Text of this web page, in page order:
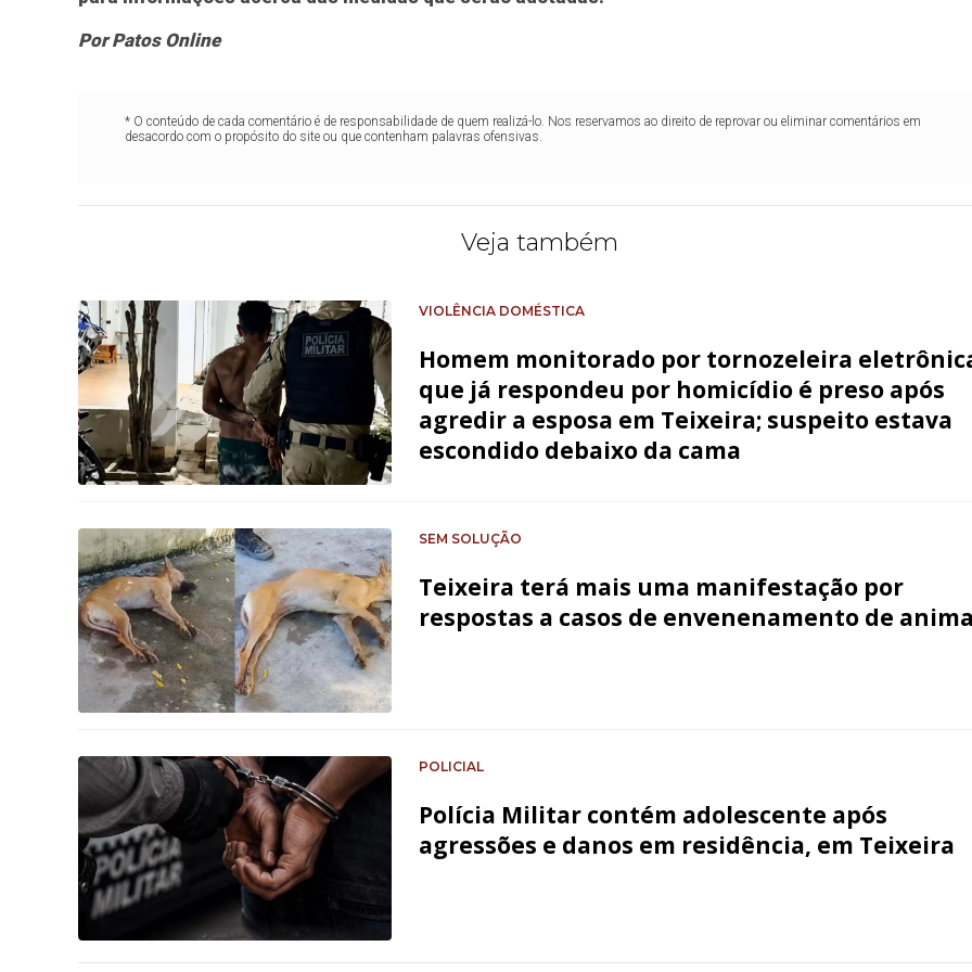
Por Patos Online
* O conteúdo de cada comentário é de responsabilidade de quem realizá-lo. Nos reservamos ao direito de reprovar ou eliminar comentários em
desacordo com o propósito do site ou que contenham palavras ofensivas.
Veja também
VIOLÊNCIA DOMÉSTICA
Homem monitorado por tornozeleira
que já respondeu por homicídio é preso após
agredir a esposa em Teixeira; suspeito estava
escondido debaixo da cama
SEM SOLUÇÃO
Teixeira terá mais uma manifestação por
respostas a casos de envenenamento de
POLICIAL
Polícia Militar contém adolescente após
agressões e danos em residência, em Teixeira